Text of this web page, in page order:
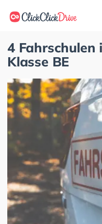
4
Klasse BE